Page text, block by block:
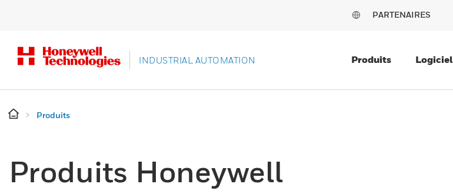
PARTENAIRES
INDUSTRIAL AUTOMATION Produits Logiciel
Produits
Produits Honeywell